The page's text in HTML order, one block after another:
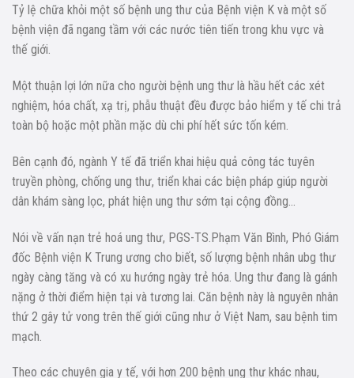
Tỷ lệ chữa khỏi một số bệnh ung thư của Bệnh viện K và một số
bệnh viện đã ngang tầm với các nước tiên tiến trong khu vực và
thế giới.
Một thuận lợi lớn nữa cho người bệnh ung thư là hầu hết các xét
nghiệm, hóa chất, xạ trị, phẫu thuật đều được bảo hiểm y tế chi trả
toàn bộ hoặc một phần mặc dù chi phí hết sức tốn kém.
Bên cạnh đó, ngành Y tế đã triển khai hiệu quả công tác tuyên
truyền phòng, chống ung thư, triển khai các biện pháp giúp người
dân khám sàng lọc, phát hiện ung thư sớm tại cộng đồng…
Nói về vấn nạn trẻ hoá ung thư, PGS-TS.Phạm Văn Bình, Phó Giám
đốc Bệnh viện K Trung ương cho biết, số lượng bệnh nhân ubg thư
ngày càng tăng và có xu hướng ngày trẻ hóa. Ung thư đang là gánh
nặng ở thời điểm hiện tại và tương lai. Căn bệnh này là nguyên nhân
thứ 2 gây tử vong trên thế giới cũng như ở Việt Nam, sau bệnh tim
mạch.
Theo các chuyên gia y tế, với hơn 200 bệnh ung thư khác nhau,